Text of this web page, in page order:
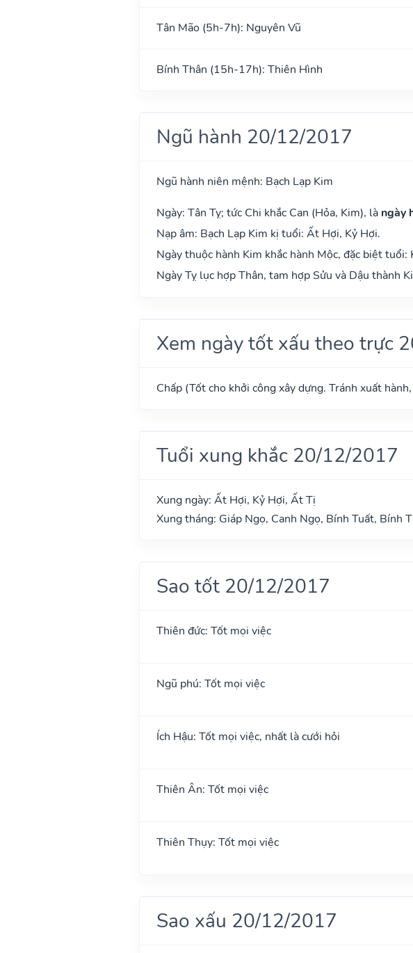
Tân Mão (5h-7h): Nguyên Vũ
Bính Thân (15h-17h): Thiên Hình
Ngũ hành 20/12/2017
Ngũ hành niên mệnh: Bạch Lạp Kim
Ngày: Tân Tỵ; tức Chi khắc Can (Hỏa, Kim), là ngày
Nạp âm: Bạch Lạp Kim kị tuổi: Ất Hợi, Kỷ Hợi.
Ngày thuộc hành Kim khắc hành Mộc, đặc biệt
Ngày Tỵ lục hợp Thân, tam hợp Sửu và Dậu thành
Xem ngày tốt xấu theo trực
Chấp (Tốt cho khởi công xây dựng. Tránh xuất
Tuổi xung khắc 20/12/2017
Xung ngày: Ất Hợi, Kỷ Hợi, Ất Tị
Xung tháng: Giáp Ngọ, Canh Ngọ, Bính Tuất, Bính
Sao tốt 20/12/2017
Thiên đức: Tốt mọi việc
Ngũ phú: Tốt mọi việc
Ích Hậu: Tốt mọi việc, nhất là cưới hỏi
Thiên Ân: Tốt mọi việc
Thiên Thụy: Tốt mọi việc
Sao xấu 20/12/2017